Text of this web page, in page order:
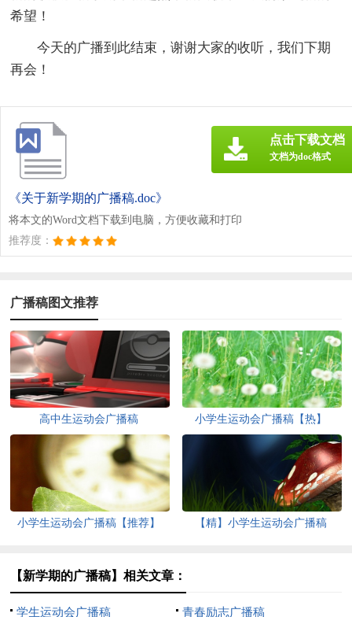
希望！
今天的广播到此结束，谢谢大家的收听，我们下期
再会！
《关于新学期的广播稿.doc》
将本文的Word文档下载到电脑，方便收藏和打印
推荐度：
点击下载文档
文档为doc格式
广播稿图文推荐
高中生运动会广播稿 小学生运动会广播稿【热】
小学生运动会广播稿【推荐】 【精】小学生运动会广播稿
【新学期的广播稿】相关文章：
学生运动会广播稿 青春励志广播稿